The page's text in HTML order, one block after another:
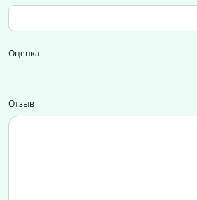
Оценка
Отзыв